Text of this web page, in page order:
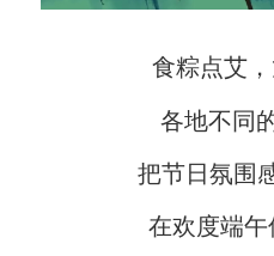
食粽点艾
各地不同
把节日氛围
在欢度端